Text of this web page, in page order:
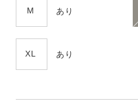
M あり
XL あり